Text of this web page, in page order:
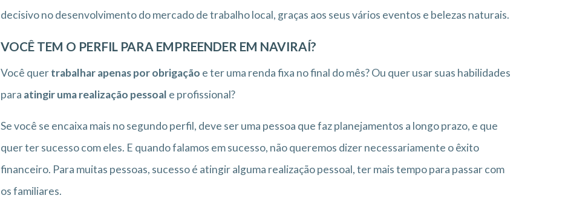
decisivo no desenvolvimento do mercado de trabalho local, graças aos seus vários eventos e belezas naturais.
VOCÊ TEM O PERFIL PARA EMPREENDER EM NAVIRAÍ?
Você quertrabalhar apenas por obrigação e ter uma renda fixa no final do mês? Ou quer usar suas habilidades
para atingir uma realização pessoal e profissional?
Se você se encaixa mais no segundo perfil, deve ser uma pessoa que faz planejamentos a longo prazo, e que
quer ter sucesso com eles. E quando falamos em sucesso, não queremos dizer necessariamente o êxito
financeiro. Para muitas pessoas, sucesso é atingir alguma realização pessoal, ter mais tempo para passar com
os familiares.